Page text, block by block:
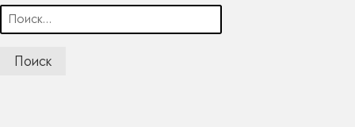
Найти: